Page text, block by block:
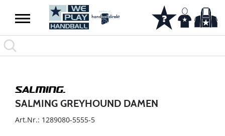
SALMING GREYHOUND DAMEN
Art.Nr.: 1289080-5555-5